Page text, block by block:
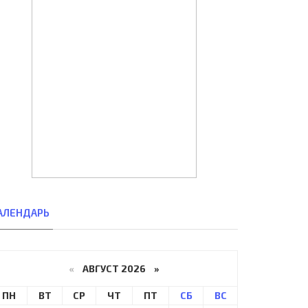
« АВГУСТ 2026 »
ПН ВТ СР ЧТ ПТ СБ ВС